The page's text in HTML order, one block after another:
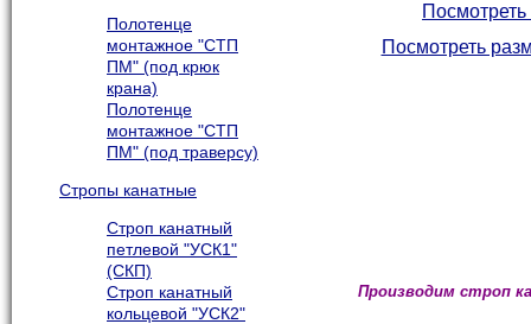
Полотенце
монтажное "СТП
ПМ" (под крюк
крана)
Полотенце
монтажное "СТП
ПМ" (под траверсу)
Стропы канатные
Строп канатный
петлевой "УСК1"
(СКП)
Строп канатный
кольцевой "УСК2"
Посмотреть
Посмотреть
Производим строп